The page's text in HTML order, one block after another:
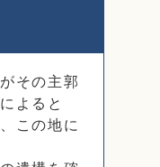
その主郭
よると
この地に